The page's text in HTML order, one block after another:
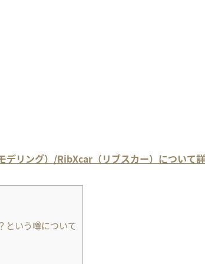
デリング）/RibXcar（リブスカー）について
という噂について